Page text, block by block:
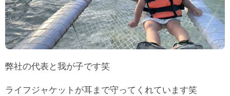
弊社の代表と我が子です笑
ライフジャケットが耳まで守ってくれています笑